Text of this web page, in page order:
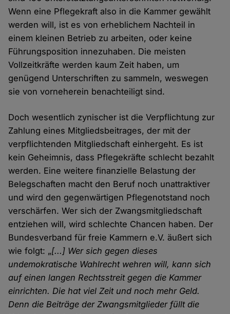
Wenn eine Pflegekraft also in die Kammer gewählt
werden will, ist es von erheblichem Nachteil in
einem kleinen Betrieb zu arbeiten, oder keine
Führungsposition innezuhaben. Die meisten
Vollzeitkräfte werden kaum Zeit haben, um
genügend Unterschriften zu sammeln, weswegen
sie von vorneherein benachteiligt sind.
Doch wesentlich zynischer ist die Verpflichtung zur
Zahlung eines Mitgliedsbeitrages, der mit der
verpflichtenden Mitgliedschaft einhergeht. Es ist
kein Geheimnis, dass Pflegekräfte schlecht bezahlt
werden. Eine weitere finanzielle Belastung der
Belegschaften macht den Beruf noch unattraktiver
und wird den gegenwärtigen Pflegenotstand noch
verschärfen. Wer sich der Zwangsmitgliedschaft
entziehen will, wird schlechte Chancen haben. Der
Bundesverband für freie Kammern e.V. äußert sich
wie folgt: „[...] Wer sich gegen dieses
undemokratische Wahlrecht wehren will, kann sich
auf einen langen Rechtsstreit gegen die Kammer
einrichten. Die hat viel Zeit und noch mehr Geld.
Denn die Beiträge der Zwangsmitglieder füllt die